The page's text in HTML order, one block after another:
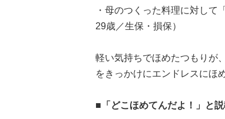
・母のつくった料理に対して
29歳／生保・損保）
軽い気持ちでほめたつもりが
をきっかけにエンドレスにほ
■「どこほめてんだよ！」と